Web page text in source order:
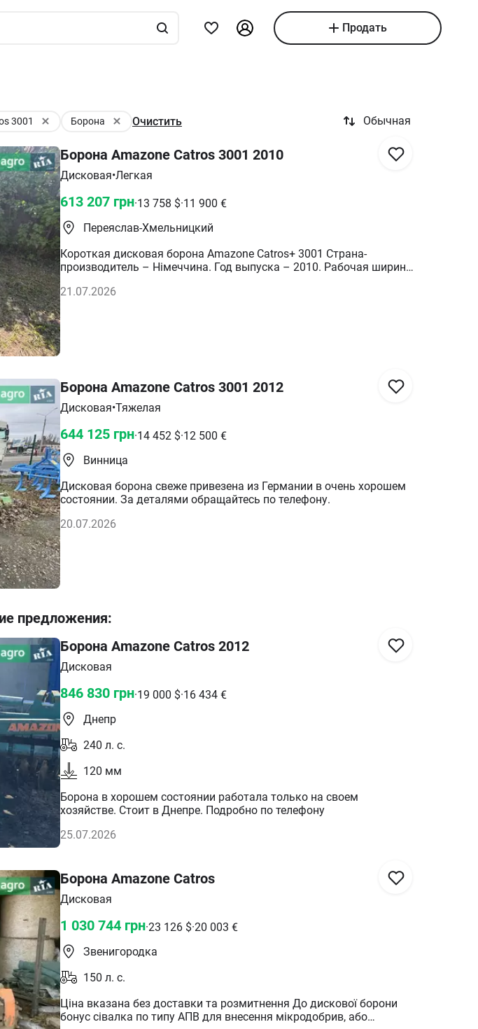
Продать
3001 Борона Очистить Обычная
Борона Amazone Catros 3001 2010
Дисковая•Легкая
613 207 грн·13 758 $·11 900 €
Переяслав-Хмельницкий
Короткая дисковая борона Amazone Catros+ 3001 Страна-
производитель – Німеччина. Год выпуска – 2010. Рабочая ширина
глубины. Освещение. Хорошее состояние. Рама без подварок и
21.07.2026
Борона Amazone Catros 3001 2012
Дисковая•Тяжелая
644 125 грн·14 452 $·12 500 €
Винница
Дисковая борона свеже привезена из Германии в очень хорошем
состоянии. За деталями обращайтесь по телефону.
20.07.2026
предложения:
Борона Amazone Catros 2012
Дисковая
846 830 грн·19 000 $·16 434 €
Днепр
240 л. с.
120 мм
Борона в хорошем состоянии работала только на своем
хозяйстве. Стоит в Днепре. Подробно по телефону
25.07.2026
Борона Amazone Catros
Дисковая
1 030 744 грн·23 126 $·20 003 €
Звенигородка
150 л. с.
Ціна вказана без доставки та розмитнення До дискової борони
бонус сівалка по типу АПВ для внесення мікродобрив, або